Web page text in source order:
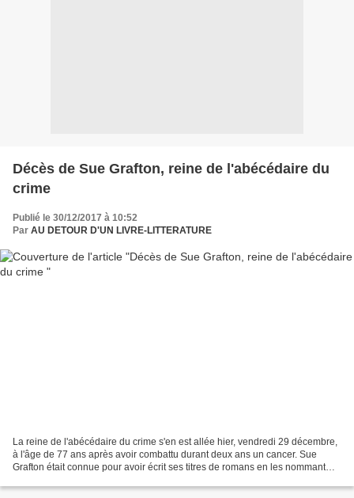
Décès de Sue Grafton, reine de l'abécédaire du
crime
Publié le 30/12/2017 à 10:52
Par AU DETOUR D'UN LIVRE-LITTERATURE
La reine de l'abécédaire du crime s'en est allée hier, vendredi 29 décembre,
à l'âge de 77 ans après avoir combattu durant deux ans un cancer. Sue
Grafton était connue pour avoir écrit ses titres de romans en les nommant